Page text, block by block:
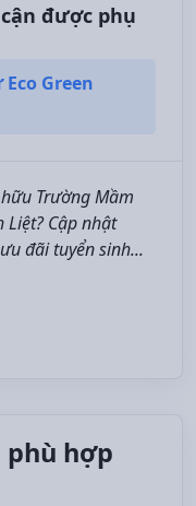
được phụ
Green
Trường Mầm
Liệt? Cập nhật
đãi tuyển sinh...
hợp